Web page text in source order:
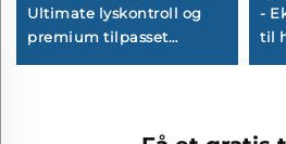
Ultimate lyskontroll og
premium tilpasset
-
til